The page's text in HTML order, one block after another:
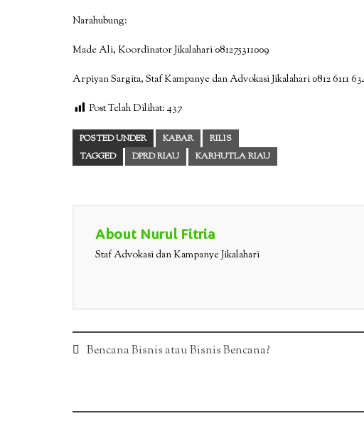
Narahubung:
Made Ali, Koordinator Jikalahari 081275311009
Arpiyan Sargita, Staf Kampanye dan Advokasi Jikalahari 0812 6111
Post Telah Dilihat: 437
POSTED UNDER KABAR
RILIS
TAGGED
DPRD RIAU KARHUTLA RIAU
About Nurul Fitria
Staf Advokasi dan Kampanye Jikalahari
Post
Bencana Bisnis atau Bisnis Bencana?